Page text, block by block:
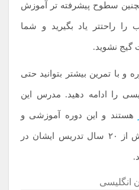
سطوح پیشرفته تر آموزش
را راحتتر یاد بگیرید و شما
گیج نشوید.
و با تمرین بیشتر بتوانید حتی
را ادامه دهید. مدرس این
هستند و این دوره آموزشی و
کاربردی عصاره و حاصل بیش از ۲۰ سال تدریس ایشان در